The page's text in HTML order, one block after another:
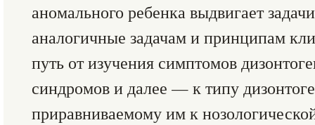
аномального ребенка выдвигает
аналогичные задачам и принципам
путь от изучения симптомов
синдромов и далее — к типу
приравниваемому им к